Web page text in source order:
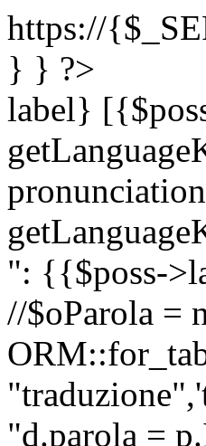
https://
} } ?>
label}
": {{$poss-
//$oParola =
"d.parola =